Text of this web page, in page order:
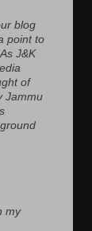
blog
point to
J&K
of
Jammu
my